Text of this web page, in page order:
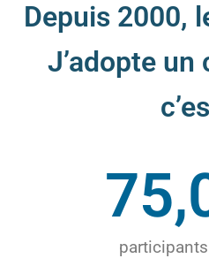
Depuis 2000,
J’adopte un